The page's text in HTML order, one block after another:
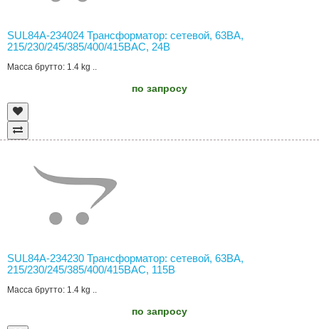
SUL84A-234024 Трансформатор: сетевой, 63ВА,
215/230/245/385/400/415ВAC, 24В
Масса брутто: 1.4 kg ..
по запросу
SUL84A-234230 Трансформатор: сетевой, 63ВА,
215/230/245/385/400/415ВAC, 115В
Масса брутто: 1.4 kg ..
по запросу